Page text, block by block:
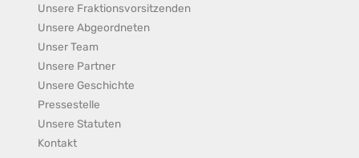
Unsere Fraktionsvorsitzenden
Unsere Abgeordneten
Unser Team
Unsere Partner
Unsere Geschichte
Pressestelle
Unsere Statuten
Kontakt